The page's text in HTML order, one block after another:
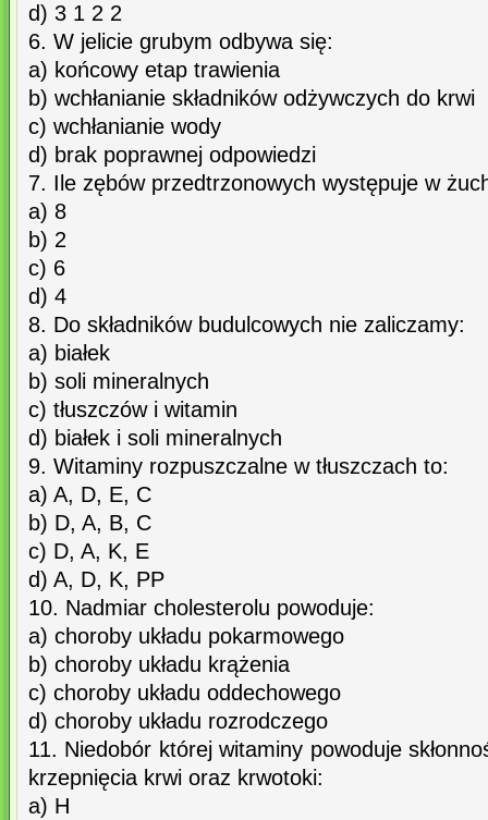
d) 3 1 2 2
6. W jelicie grubym odbywa się:
a) końcowy etap trawienia
b) wchłanianie składników odżywczych do krwi
c) wchłanianie wody
d) brak poprawnej odpowiedzi
7. Ile zębów przedtrzonowych występuje w
a) 8
b) 2
c) 6
d) 4
8. Do składników budulcowych nie zaliczamy:
a) białek
b) soli mineralnych
c) tłuszczów i witamin
d) białek i soli mineralnych
9. Witaminy rozpuszczalne w tłuszczach to:
a) A, D, E, C
b) D, A, B, C
c) D, A, K, E
d) A, D, K, PP
10. Nadmiar cholesterolu powoduje:
a) choroby układu pokarmowego
b) choroby układu krążenia
c) choroby układu oddechowego
d) choroby układu rozrodczego
11. Niedobór której witaminy powoduje
krzepnięcia krwi oraz krwotoki:
a) H